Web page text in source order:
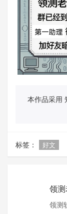
本作品采用
标签： 好文
领
领测